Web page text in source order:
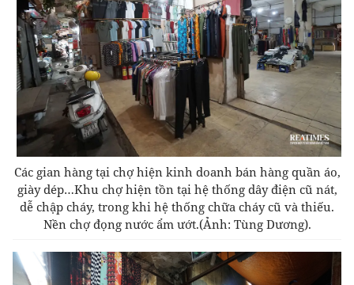
Các gian hàng tại chợ hiện kinh doanh bán hàng quần áo,
giày dép…Khu chợ hiện tồn tại hệ thống dây điện cũ nát,
dễ chập cháy, trong khi hệ thống chữa cháy cũ và thiếu.
Nền chợ đọng nước ẩm ướt.(Ảnh: Tùng Dương).